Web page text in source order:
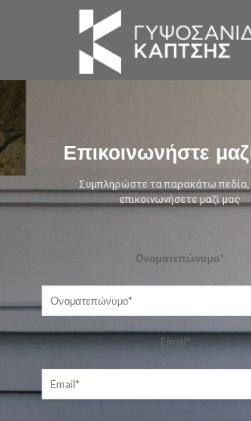
Επικοινωνήστε
Συμπληρώστε τα παρακάτω πεδία,
επικοινωνήσετε μαζί μας
Ονοματεπώνυμο*
Email*